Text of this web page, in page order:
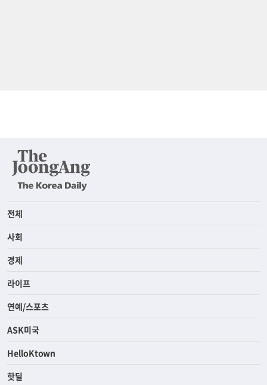
전체
사회
경제
라이프
연예/스포츠
ASK미국
HelloKtown
핫딜